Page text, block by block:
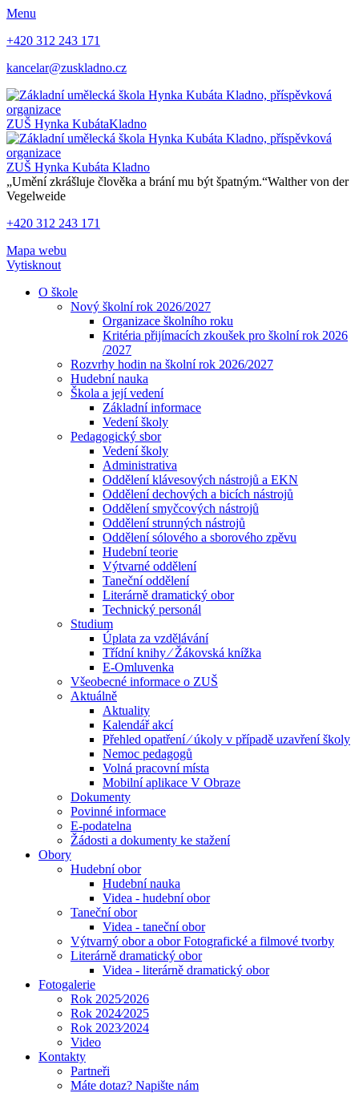
Menu
+420 312 243 171
kancelar@zuskladno.cz
ZUŠ Hynka KubátaKladno
ZUŠ Hynka Kubáta Kladno
„Umění zkrášluje člověka a brání mu být špatným.“Walther von der
Vegelweide
+420 312 243 171
Mapa webu
Vytisknout
O škole
Nový školní rok 2026/2027
Organizace školního roku
Kritéria přijímacích zkoušek pro školní rok 2026
/2027
Rozvrhy hodin na školní rok 2026/2027
Hudební nauka
Škola a její vedení
Základní informace
Vedení školy
Pedagogický sbor
Vedení školy
Administrativa
Oddělení klávesových nástrojů a EKN
Oddělení dechových a bicích nástrojů
Oddělení smyčcových nástrojů
Oddělení strunných nástrojů
Oddělení sólového a sborového zpěvu
Hudební teorie
Výtvarné oddělení
Taneční oddělení
Literárně dramatický obor
Technický personál
Studium
Úplata za vzdělávání
Třídní knihy ⁄ Žákovská knížka
E-Omluvenka
Všeobecné informace o ZUŠ
Aktuálně
Aktuality
Kalendář akcí
Přehled opatření ⁄ úkoly v případě uzavření školy
Nemoc pedagogů
Volná pracovní místa
Mobilní aplikace V Obraze
Dokumenty
Povinné informace
E-podatelna
Žádosti a dokumenty ke stažení
Obory
Hudební obor
Hudební nauka
Videa - hudební obor
Taneční obor
Videa - taneční obor
Výtvarný obor a obor Fotografické a filmové tvorby
Literárně dramatický obor
Videa - literárně dramatický obor
Fotogalerie
Rok 2025⁄2026
Rok 2024⁄2025
Rok 2023⁄2024
Video
Kontakty
Partneři
Máte dotaz? Napište nám